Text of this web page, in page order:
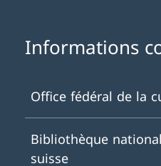
Informations
Office fédéral de la
Bibliothèque
suisse